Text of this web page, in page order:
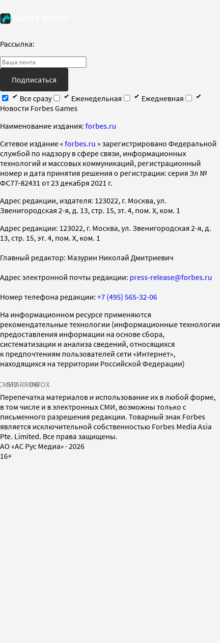
Рассылка:
Подписаться
Все сразу
Еженедельная
Ежедневная
Новости Forbes Games
Наименование издания: forbes.ru
Cетевое издание « forbes.ru » зарегистрировано Федеральной
службой по надзору в сфере связи, информационных
технологий и массовых коммуникаций, регистрационный
номер и дата принятия решения о регистрации: серия Эл №
ФС77-82431 от 23 декабря 2021 г.
Адрес редакции, издателя: 123022, г. Москва, ул.
Звенигородская 2-я, д. 13, стр. 15, эт. 4, пом. X, ком. 1
Адрес редакции: 123022, г. Москва, ул. Звенигородская 2-я, д.
13, стр. 15, эт. 4, пом. X, ком. 1
Главный редактор: Мазурин Николай Дмитриевич
Адрес электронной почты редакции: press-release@forbes.ru
Номер телефона редакции: +7 (495) 565-32-06
На информационном ресурсе применяются
рекомендательные технологии (информационные технологии
предоставления информации на основе сбора,
систематизации и анализа сведений, относящихся
к предпочтениям пользователей сети «Интернет»,
находящихся на территории Российской Федерации)
SPARROWINFOX
Перепечатка материалов и использование их в любой форме,
в том числе и в электронных СМИ, возможны только с
письменного разрешения редакции. Товарный знак Forbes
является исключительной собственностью Forbes Media Asia
Pte. Limited. Все права защищены.
AO «АС Рус Медиа» · 2026
16+